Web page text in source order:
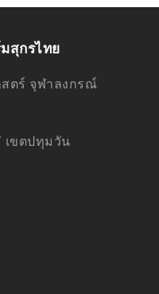
post:
สุกรไทย
ตร์ จุฬาลงกรณ์
เขตปทุมวัน